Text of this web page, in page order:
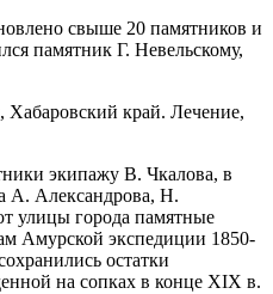
свыше 20 памятников и
памятник Г. Невельскому,
экипажу В. Чкалова, в
А. Александрова, Н.
улицы города памятные
Амурской экспедиции 1850-
остатки
на сопках в конце XIX в.